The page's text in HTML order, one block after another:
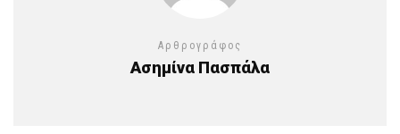
Αρθρογράφος
Ασημίνα Πασπάλα